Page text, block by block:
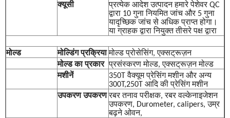
क्यूसी
प्रत्येक आदेश उत्पादन हमारे पेशेवर QC
द्वारा 10 गुना नियमित जांच और 5 गुना
यादृच्छिक जांच से अधिक प्राप्त होगा।
या ग्राहक द्वारा नियुक्त तीसरे पक्ष द्वारा
मोल्ड मोल्डिंग प्रक्रिया मोल्ड प्रोसेसिंग, एक्सट्रूज़न
मोल्ड का प्रकार प्रसंस्करण मोल्ड, एक्सट्रूज़न मोल्ड
मशीनें
350T वैक्यूम प्रेसिंग मशीन और अन्य
300T,250T आदि की प्रेसिंग मशीन
उपकरण उपकरण रबर तनाव परीक्षक, रबर वल्केनाइजेशन
उपकरण, Durometer, calipers, उम्र
बढ़ने ओवन,